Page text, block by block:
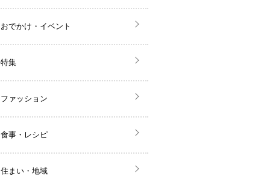
おでかけ・イベント
特集
ファッション
食事・レシピ
住まい・地域